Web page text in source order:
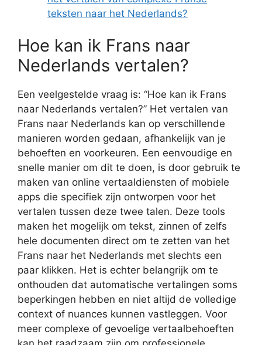
teksten naar het Nederlands?
Hoe kan ik Frans naar
Nederlands vertalen?
Een veelgestelde vraag is: “Hoe kan ik Frans
naar Nederlands vertalen?” Het vertalen van
Frans naar Nederlands kan op verschillende
manieren worden gedaan, afhankelijk van je
behoeften en voorkeuren. Een eenvoudige en
snelle manier om dit te doen, is door gebruik te
maken van online vertaaldiensten of mobiele
apps die specifiek zijn ontworpen voor het
vertalen tussen deze twee talen. Deze tools
maken het mogelijk om tekst, zinnen of zelfs
hele documenten direct om te zetten van het
Frans naar het Nederlands met slechts een
paar klikken. Het is echter belangrijk om te
onthouden dat automatische vertalingen soms
beperkingen hebben en niet altijd de volledige
context of nuances kunnen vastleggen. Voor
meer complexe of gevoelige vertaalbehoeften